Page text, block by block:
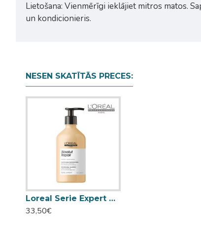
Lietošana: Vienmērīgi ieklājiet mitros matos.
un kondicionieris.
NESEN SKATĪTĀS PRECES:
Loreal Serie Expert Absolut Repair šampūns bojātiem matiem 500ml
33,50€